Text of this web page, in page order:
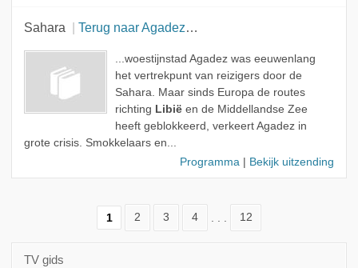
Sahara Terug naar Agadez (Niger)
...woestijnstad Agadez was eeuwenlang
het vertrekpunt van reizigers door de
Sahara. Maar sinds Europa de routes
richting Libiëen de Middellandse Zee
heeft geblokkeerd, verkeert Agadez in
grote crisis. Smokkelaars en...
Programma | Bekijk uitzending
1 2 3 4 12
TV gids